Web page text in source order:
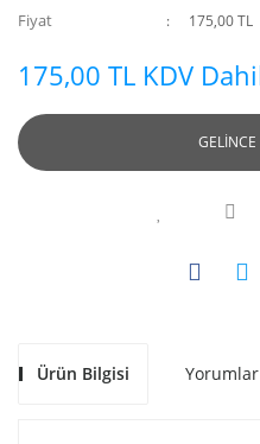
Fiyat 175,00 TL
175,00 TL KDV
GELİNCE
Ürün Bilgisi Yorumlar